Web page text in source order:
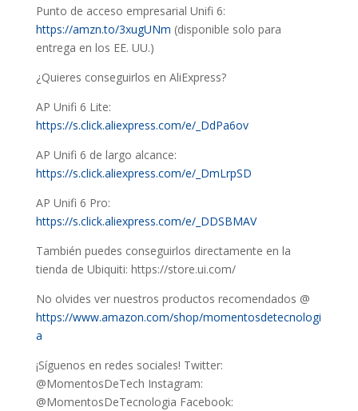
Punto de acceso empresarial Unifi 6:
https://amzn.to/3xugUNm (disponible solo para
entrega en los EE. UU.)
¿Quieres conseguirlos en AliExpress?
AP Unifi 6 Lite:
https://s.click.aliexpress.com/e/_DdPa6ov
AP Unifi 6 de largo alcance:
https://s.click.aliexpress.com/e/_DmLrpSD
AP Unifi 6 Pro:
https://s.click.aliexpress.com/e/_DDSBMAV
También puedes conseguirlos directamente en la
tienda de Ubiquiti: https://store.ui.com/
No olvides ver nuestros productos recomendados @
https://www.amazon.com/shop/momentosdetecnologi
a
¡Síguenos en redes sociales! Twitter:
@MomentosDeTech Instagram:
@MomentosDeTecnologia Facebook: